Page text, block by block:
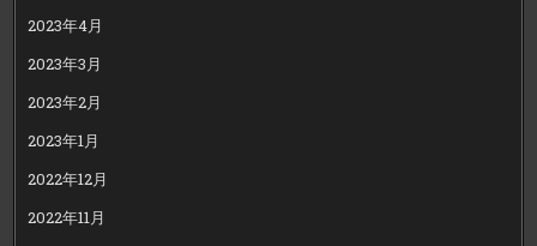
2023年4月
2023年3月
2023年2月
2023年1月
2022年12月
2022年11月